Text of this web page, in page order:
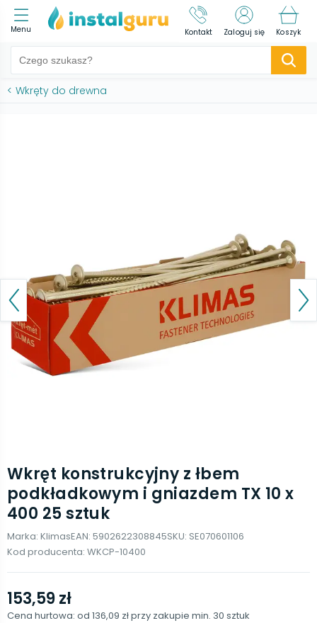
Menu Kontakt Zaloguj się Koszyk
< Wkręty do drewna
Wkręt konstrukcyjny z łbem
podkładkowym i gniazdem TX 10 x
400 25 sztuk
Marka: KlimasEAN: 5902622308845SKU: SE070601106
Kod producenta: WKCP-10400
153,59 zł
Cena hurtowa: od 136,09 złprzy zakupie min. 30 sztuk